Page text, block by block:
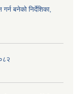
बनेको निर्देशिका,